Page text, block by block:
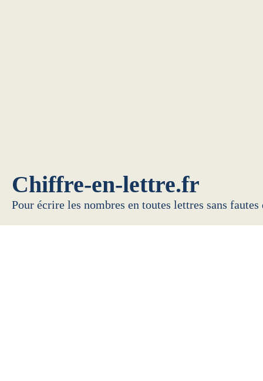
Chiffre-en-lettre.fr
Pour écrire les nombres en toutes lettres sans